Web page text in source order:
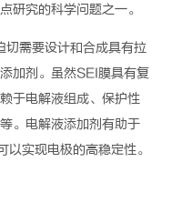
研究的科学问题之一。
切需要设计和合成具有拉
加剂。虽然SEI膜具有复
于电解液组成、保护性
。电解液添加剂有助于
以实现电极的高稳定性。